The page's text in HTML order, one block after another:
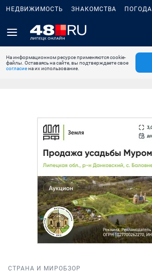
НЕДВИЖИМОСТЬ ЗНАКОМСТВА ПОГОДА
На информационном ресурсе применяются cookie-
файлы. Оставаясь на сайте, вы подтверждаете свое
согласиена их использование.
СТРАНА И МИРОБЗОР